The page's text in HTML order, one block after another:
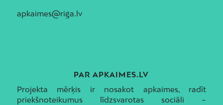
apkaimes@riga.lv
PAR APKAIMES.LV
Projekta mērķis ir nosakot apkaimes, radīt
priekšnoteikumus līdzsvarotas sociāli –